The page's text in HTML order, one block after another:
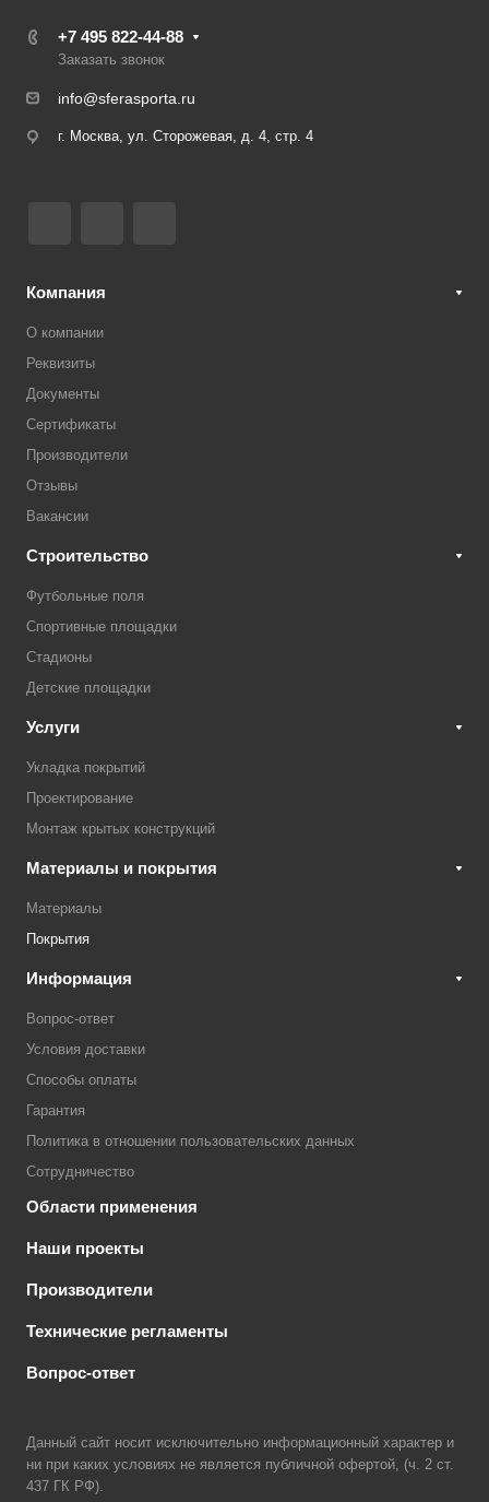
+7 495 822-44-88
Заказать звонок
info@sferasporta.ru
г. Москва, ул. Сторожевая, д. 4, стр. 4
Компания
О компании
Реквизиты
Документы
Сертификаты
Производители
Отзывы
Вакансии
Строительство
Футбольные поля
Спортивные площадки
Стадионы
Детские площадки
Услуги
Укладка покрытий
Проектирование
Монтаж крытых конструкций
Материалы и покрытия
Материалы
Покрытия
Информация
Вопрос-ответ
Условия доставки
Способы оплаты
Гарантия
Политика в отношении пользовательских данных
Сотрудничество
Области применения
Наши проекты
Производители
Технические регламенты
Вопрос-ответ
Данный сайт носит исключительно информационный характер и
ни при каких условиях не является публичной офертой, (ч. 2 ст.
437 ГК РФ).